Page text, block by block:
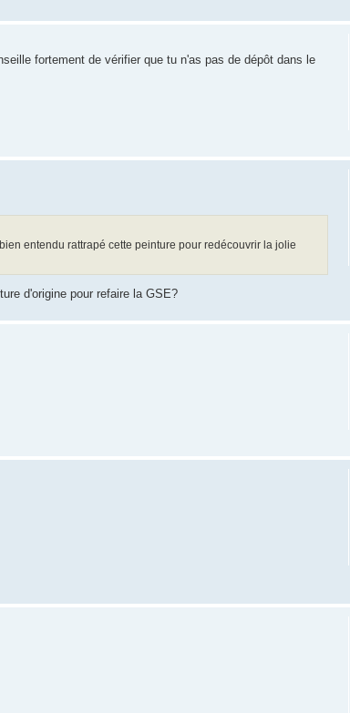
fortement de vérifier que tu n'as pas de dépôt dans le
entendu rattrapé cette peinture pour redécouvrir la jolie
d'origine pour refaire la GSE?